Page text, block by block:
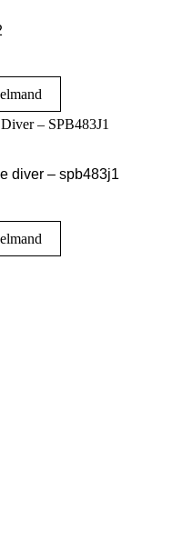
diver – spb483j1